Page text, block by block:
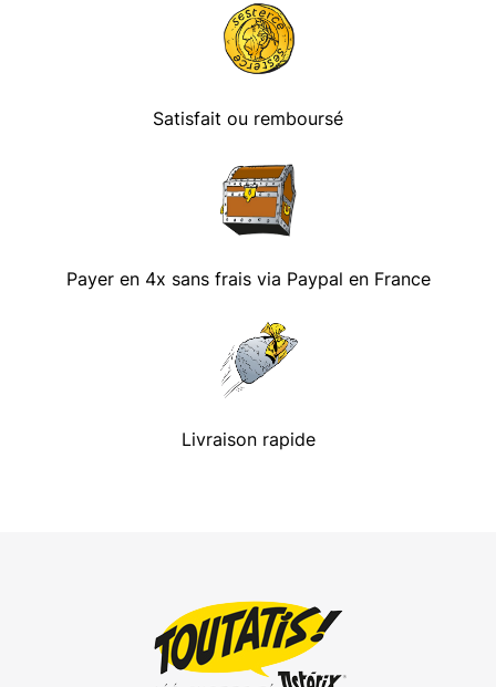
Satisfait ou remboursé
Payer en 4x sans frais via Paypal en France
Livraison rapide